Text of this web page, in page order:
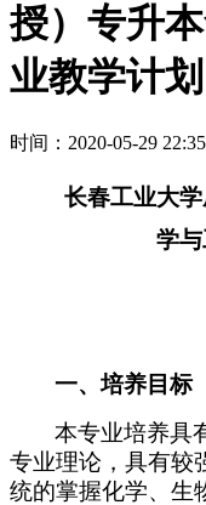
授）专升
业教学计划
时间：2020-05-29
长春工业大学
学
一、培养目标
本专业培养具
专业理论，具有较
统的掌握化学、生